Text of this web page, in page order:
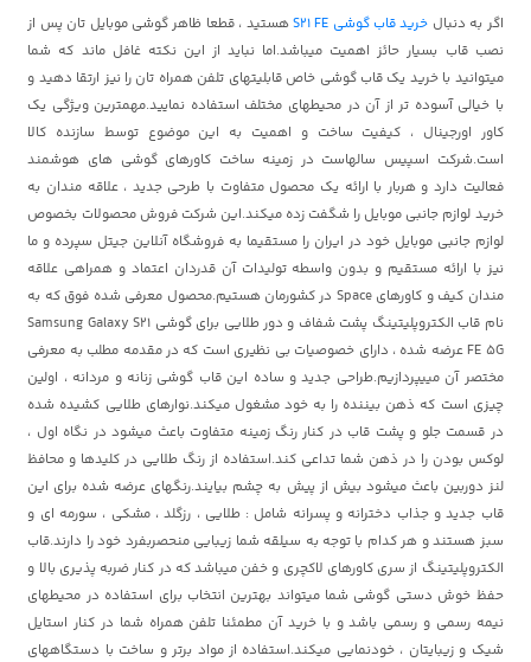
اگر به دنبال خرید قاب گوشی S21 FE
هستید ، قطعا ظاهر گوشی موبایل تان پس از
نصب قاب بسیار حائز اهمیت میباشد.اما نباید از این نکته غافل ماند که شما
میتوانید با خرید یک قاب گوشی خاص قابلیتهای تلفن همراه تان را نیز ارتقا دهید و
با خیالی آسوده تر از آن در محیطهای مختلف استفاده نمایید.مهمترین ویژگی یک
کاور اورجینال ، کیفیت ساخت و اهمیت به این موضوع توسط سازنده کالا
است.شرکت اسپیس سالهاست در زمینه ساخت کاورهای گوشی های هوشمند
فعالیت دارد و هربار با ارائه یک محصول متفاوت با طرحی جدید ، علاقه مندان به
خرید لوازم جانبی موبایل را شگفت زده میکند.این شرکت فروش محصولات بخصوص
لوازم جانبی موبایل خود در ایران را مستقیما به فروشگاه آنلاین جیتل سپرده و ما
نیز با ارائه مستقیم و بدون واسطه تولیدات آن قدردان اعتماد و همراهی علاقه
مندان کیف و کاورهای Space در کشورمان هستیم.محصول معرفی شده فوق که به
نام قاب الکتروپلیتینگ پشت شفاف و دور طلایی برای گوشی Samsung Galaxy S21
FE 5G عرضه شده ، دارای خصوصیات بی نظیری است که در مقدمه مطلب به معرفی
مختصر آن مییپردازیم.طراحی جدید و ساده این قاب گوشی زنانه و مردانه ، اولین
چیزی است که ذهن بیننده را به خود مشغول میکند.نوارهای طلایی کشیده شده
در قسمت جلو و پشت قاب در کنار رنگ زمینه متفاوت باعث میشود در نگاه اول ،
لوکس بودن را در ذهن شما تداعی کند.استفاده از رنگ طلایی در کلیدها و محافظ
لنز دوربین باعث میشود بیش از پیش به چشم بیایند.رنگهای عرضه شده برای این
قاب جدید و جذاب دخترانه و پسرانه شامل : طلایی ، رزگلد ، مشکی ، سورمه ای و
سبز هستند و هر کدام با توجه به سیلقه شما زیبایی منحصربفرد خود را دارند.قاب
الکتروپلیتینگ از سری کاورهای لاکچری و خفن میباشد که در کنار ضربه پذیری بالا و
حفظ خوش دستی گوشی شما میتواند بهترین انتخاب برای استفاده در محیطهای
نیمه رسمی و رسمی باشد و با خرید آن مطمئنا تلفن همراه شما در کنار استایل
شیک و زیبایتان ، خودنمایی میکند.استفاده از مواد برتر و ساخت با دستگاههای